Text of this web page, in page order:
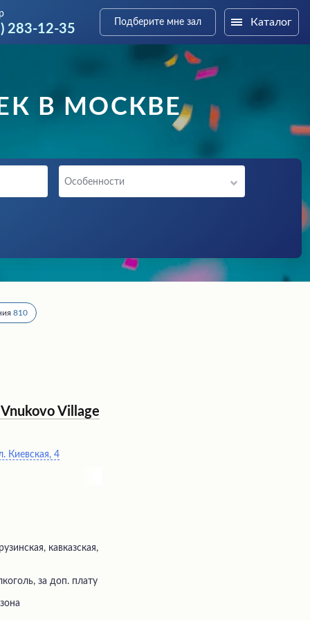
283-12-35 Подберите мне зал Каталог
В МОСКВЕ
Особенности
810
Village
Киевская, 4
кавказская,
за доп. плату